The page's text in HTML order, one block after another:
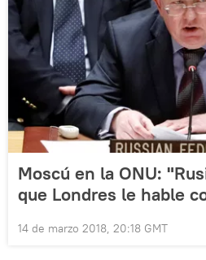
Moscú en la ONU:
que Londres le hable
14 de marzo 2018, 20:18 GMT